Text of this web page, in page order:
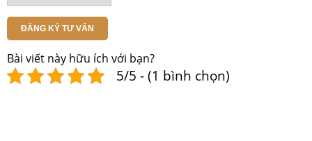
ĐĂNG KÝ TƯ VẤN
Bài viết này hữu ích với bạn?
5/5 - (1 bình chọn)